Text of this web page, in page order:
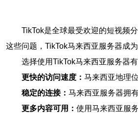
TikTok是全球最受欢迎的短视频
这些问题，TikTok马来西亚服务器成
选择使用TikTok马来西亚服务器
更快的访问速度： 马来西亚地理
稳定的连接： 马来西亚服务器拥
更多内容可用： 使用马来西亚服